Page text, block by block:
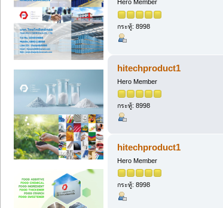
Hero Member
กระทู้: 8998
hitechproduct1
Hero Member
กระทู้: 8998
hitechproduct1
Hero Member
กระทู้: 8998